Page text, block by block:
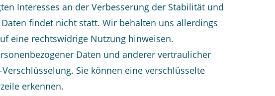
Interesses an der Verbesserung der Stabilität und
findet nicht statt. Wir behalten uns allerdings
eine rechtswidrige Nutzung hinweisen.
Daten und anderer vertraulicher
Sie können eine verschlüsselte
erkennen.